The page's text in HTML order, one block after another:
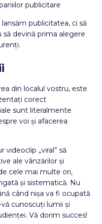
publicitare
publicitatea, ci să
devină prima alegere
din localul vostru, este
corect
sunt literalmente
voi și afacerea
videoclip „viral” să
ale vânzărilor și
cele mai multe ori,
și sistematică. Nu
când nișa va fi ocupată
cunoscuți lumii și
Vă dorim succes!